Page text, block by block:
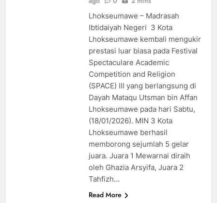
Lhokseumawe – Madrasah
Ibtidaiyah Negeri 3 Kota
Lhokseumawe kembali mengukir
prestasi luar biasa pada Festival
Spectaculare Academic
Competition and Religion
(SPACE) III yang berlangsung di
Dayah Mataqu Utsman bin Affan
Lhokseumawe pada hari Sabtu,
(18/01/2026). MIN 3 Kota
Lhokseumawe berhasil
memborong sejumlah 5 gelar
juara. Juara 1 Mewarnai diraih
oleh Ghazia Arsyifa, Juara 2
Tahfizh…
Read More